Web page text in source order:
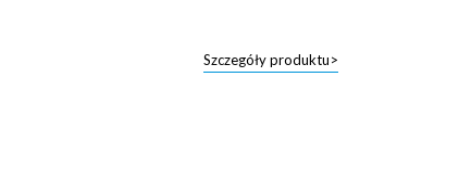
Szczegóły produktu>